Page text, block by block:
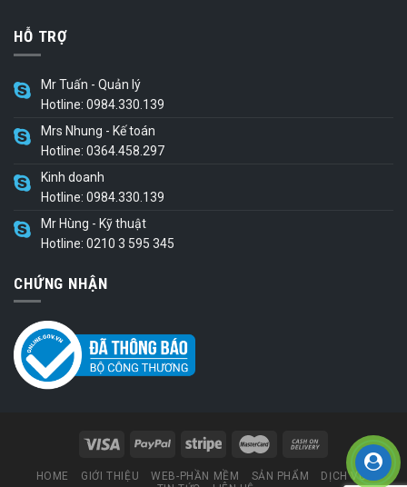
HỖ TRỢ
Mr Tuấn - Quản lý
Hotline: 0984.330.139
Mrs Nhung - Kế toán
Hotline: 0364.458.297
Kinh doanh
Hotline: 0984.330.139
Mr Hùng - Kỹ thuật
Hotline: 0210 3 595 345
CHỨNG NHẬN
HOME GIỚI THIỆU WEB-PHẦN MỀM SẢN PHẨM
DỊCH VỤ